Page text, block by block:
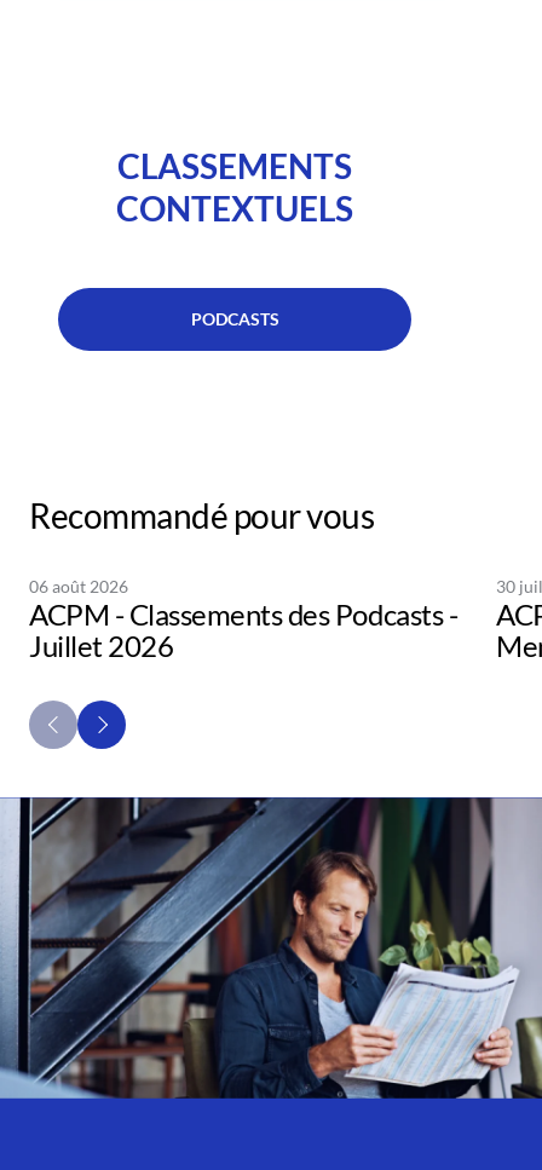
CLASSEMENTS
CONTEXTUELS
PODCASTS
Recommandé pour vous
06 août 2026
ACPM - Classements des Podcasts -
Juillet 2026
30